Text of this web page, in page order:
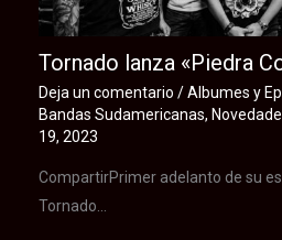
Tornado lanza «Piedra
Deja un comentario /Albumes y
Bandas Sudamericanas,
19, 2023
CompartirPrimer adelanto de su
Tornado…